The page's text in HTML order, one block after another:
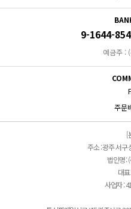
9-1644-
예금주 :
주문
[
주소 : 광주 서구
법인명 :
대
사업자 :